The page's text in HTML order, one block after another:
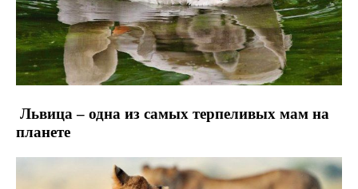
Львица – одна из самых терпеливых мам на
планете